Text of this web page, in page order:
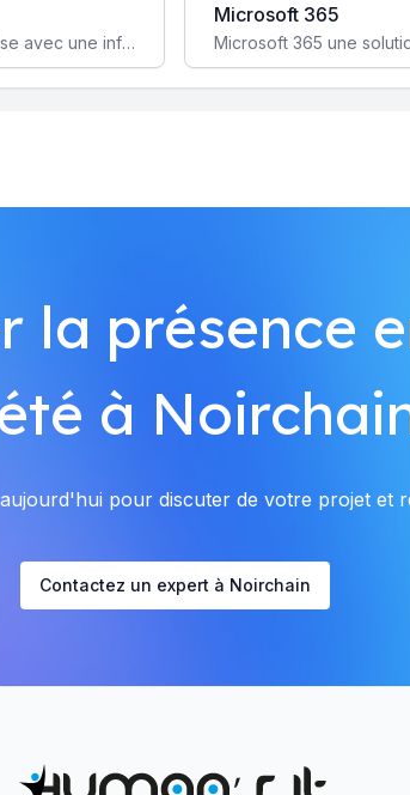
Garantissez la stabilité et la performance de votre entreprise avec une infrastructure IT sécurisée et évolutive.
Microsoft 365
la présence
à
pour discuter de votre projet et
Contactez un expert à Noirchain